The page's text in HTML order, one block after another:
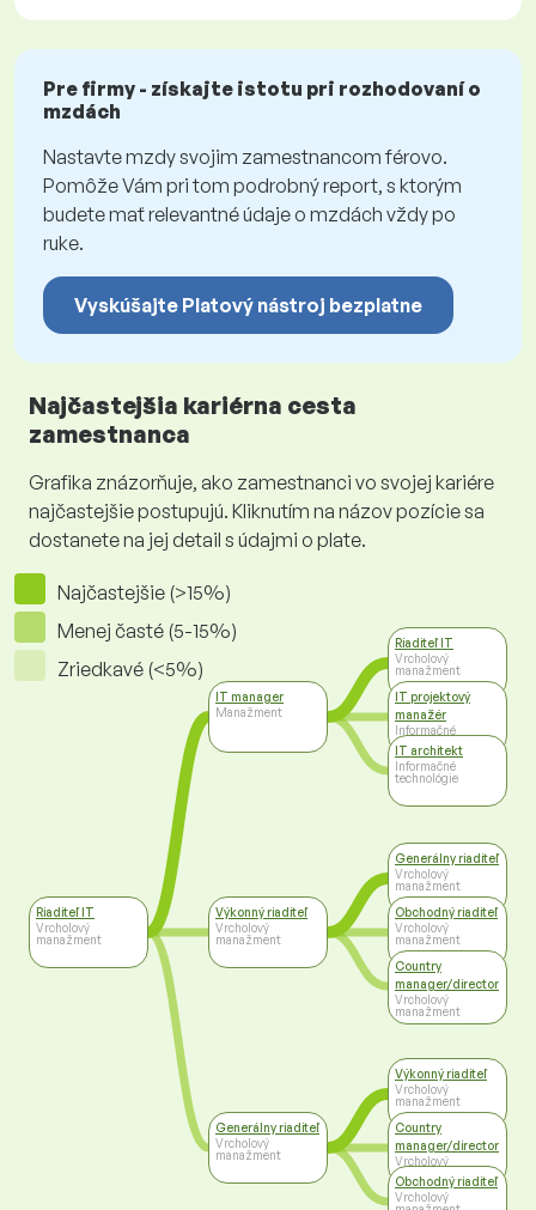
Pre firmy - získajte istotu pri rozhodovaní o
mzdách
Nastavte mzdy svojim zamestnancom férovo.
Pomôže Vám pri tom podrobný report, s ktorým
budete mať relevantné údaje o mzdách vždy po
ruke.
Vyskúšajte Platový nástroj bezplatne
Najčastejšia kariérna cesta
zamestnanca
Grafika znázorňuje, ako zamestnanci vo svojej kariére
najčastejšie postupujú. Kliknutím na názov pozície sa
dostanete na jej detail s údajmi o plate.
Najčastejšie (>15%)
Menej časté (5-15%)
Zriedkavé (<5%)
Riaditeľ IT
Vrcholový
manažment
IT manager
Manažment
Výkonný riaditeľ
Vrcholový
manažment
Generálny riaditeľ
Vrcholový
manažment
Riaditeľ IT
Vrcholový
manažment
IT projektový
manažér
Informačné
technológie
IT architekt
Informačné
technológie
Generálny riaditeľ
Vrcholový
manažment
Obchodný riaditeľ
Vrcholový
manažment
Country
manager/director
Vrcholový
manažment
Výkonný riaditeľ
Vrcholový
manažment
Country
manager/director
Vrcholový
manažment
Obchodný riaditeľ
Vrcholový